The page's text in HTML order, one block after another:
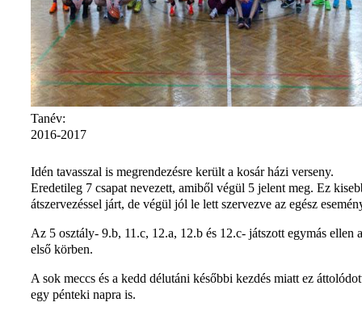
Tanév:
2016-2017
Idén tavasszal is megrendezésre került a kosár házi verseny.
Eredetileg 7 csapat nevezett, amiből végül 5 jelent meg. Ez
átszervezéssel járt, de végül jól le lett szervezve az egész
Az 5 osztály- 9.b, 11.c, 12.a, 12.b és 12.c- játszott egymás ellen
első körben.
A sok meccs és a kedd délutáni későbbi kezdés miatt ez
egy pénteki napra is.